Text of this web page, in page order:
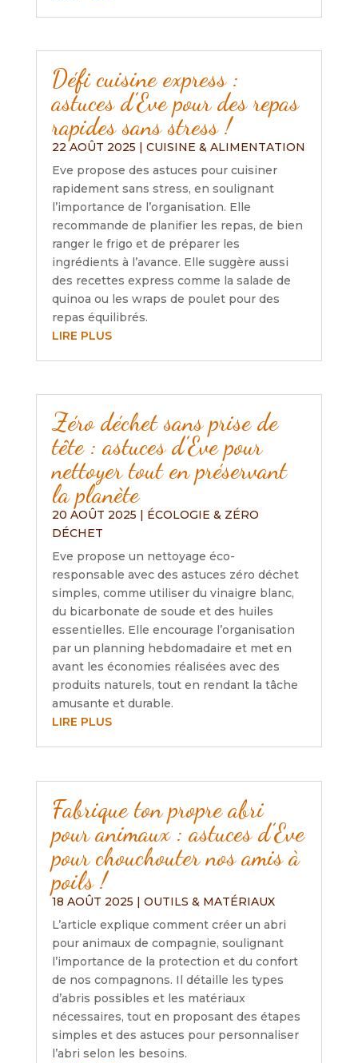
Défi cuisine express :
astuces d’Eve pour des repas
rapides sans stress !
22 AOÛT 2025 | CUISINE & ALIMENTATION
Eve propose des astuces pour cuisiner
rapidement sans stress, en soulignant
l’importance de l’organisation. Elle
recommande de planifier les repas, de bien
ranger le frigo et de préparer les
ingrédients à l’avance. Elle suggère aussi
des recettes express comme la salade de
quinoa ou les wraps de poulet pour des
repas équilibrés.
LIRE PLUS
Zéro déchet sans prise de
tête : astuces d’Eve pour
nettoyer tout en préservant
la planète
20 AOÛT 2025
ÉCOLOGIE & ZÉRO
DÉCHET
Eve propose un nettoyage éco-
responsable avec des astuces zéro déchet
simples, comme utiliser du vinaigre blanc,
du bicarbonate de soude et des huiles
essentielles. Elle encourage l’organisation
par un planning hebdomadaire et met en
avant les économies réalisées avec des
produits naturels, tout en rendant la tâche
amusante et durable.
LIRE PLUS
Fabrique ton propre abri
pour animaux : astuces d’Eve
pour chouchouter nos amis à
poils !
18 AOÛT 2025 | OUTILS & MATÉRIAUX
L’article explique comment créer un abri
pour animaux de compagnie, soulignant
l’importance de la protection et du confort
de nos compagnons. Il détaille les types
d’abris possibles et les matériaux
nécessaires, tout en proposant des étapes
simples et des astuces pour personnaliser
l’abri selon les besoins.